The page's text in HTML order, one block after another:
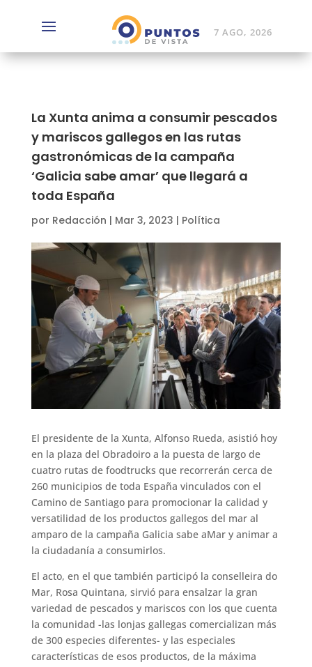
7 AGO, 2026
La Xunta anima a consumir pescados
y mariscos gallegos en las rutas
gastronómicas de la campaña
‘Galicia sabe amar’ que llegará a
toda España
por Redacción | Mar 3, 2023 | Política
El presidente de la Xunta, Alfonso Rueda, asistió hoy
en la plaza del Obradoiro a la puesta de largo de
cuatro rutas de foodtrucks que recorrerán cerca de
260 municipios de toda España vinculados con el
Camino de Santiago para promocionar la calidad y
versatilidad de los productos gallegos del mar al
amparo de la campaña Galicia sabe aMar y animar a
la ciudadanía a consumirlos.
El acto, en el que también participó la conselleira do
Mar, Rosa Quintana, sirvió para ensalzar la gran
variedad de pescados y mariscos con los que cuenta
la comunidad -las lonjas gallegas comercializan más
de 300 especies diferentes- y las especiales
características de esos productos, de la máxima